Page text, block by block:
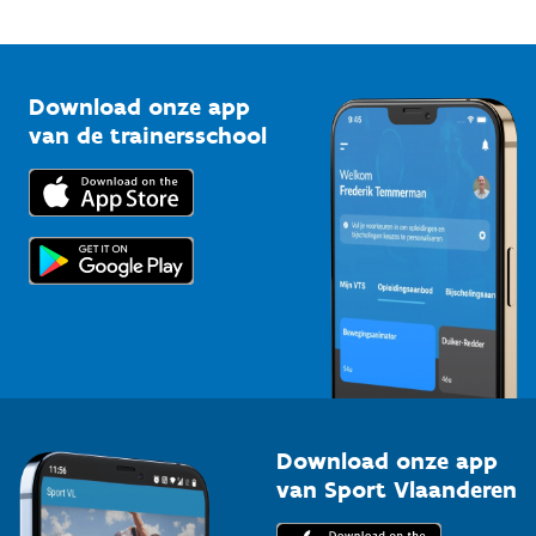
Bedrijven
Trainers en begeleiders
Topsporters
Vlaamse Trainersschool
Kennisplatform
Downloads
Voor de pers
Download onze app
van de trainersschool
Download onze app
van Sport Vlaanderen